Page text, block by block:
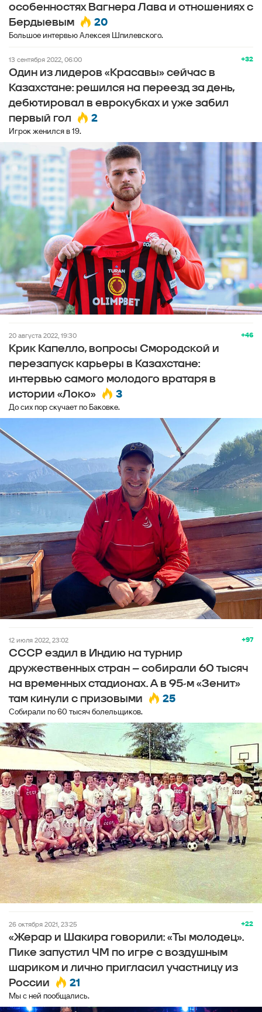
особенностях Вагнера Лава и отношениях с
Бердыевым
20
Большое интервью Алексея Шпилевского.
+32
13 сентября 2022, 06:00
Один из лидеров «Красавы» сейчас в
Казахстане: решился на переезд за день,
дебютировал в еврокубках и уже забил
первый гол
2
Игрок женился в 19.
+46
20 августа 2022, 19:30
Крик Капелло, вопросы Смородской и
перезапуск карьеры в Казахстане:
интервью самого молодого вратаря в
истории «Локо»
3
До сих пор скучает по Баковке.
+97
12 июля 2022, 23:02
СССР ездил в Индию на турнир
дружественных стран – собирали 60 тысяч
на временных стадионах. А в 95-м «Зенит»
там кинули с призовыми
25
Собирали по 60 тысяч болельщиков.
+22
26 октября 2021, 23:25
«Жерар и Шакира говорили: «Ты молодец».
Пике запустил ЧМ по игре с воздушным
шариком и лично пригласил участницу из
России
21
Мы с ней пообщались.